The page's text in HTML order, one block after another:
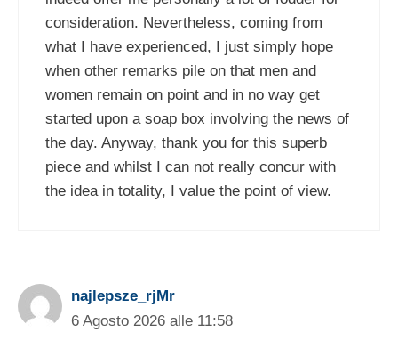
consideration. Nevertheless, coming from
what I have experienced, I just simply hope
when other remarks pile on that men and
women remain on point and in no way get
started upon a soap box involving the news of
the day. Anyway, thank you for this superb
piece and whilst I can not really concur with
the idea in totality, I value the point of view.
najlepsze_rjMr
6 Agosto 2026 alle 11:58